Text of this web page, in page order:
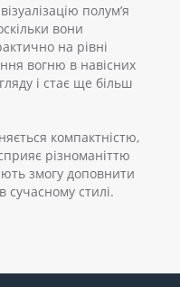
полум’я
вони
на рівні
вогню в навісних
і стає ще більш
компактністю,
різноманіттю
змогу доповнити
сучасному стилі.